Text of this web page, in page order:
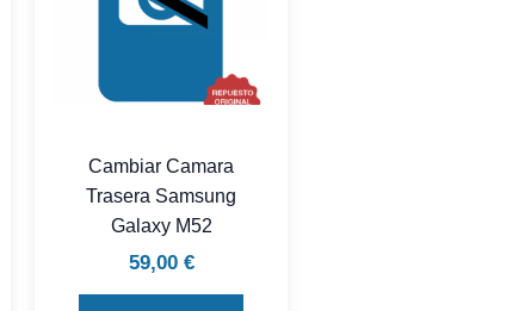
Cambiar Camara
Trasera Samsung
Galaxy M52
59,00 €